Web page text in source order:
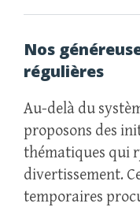
Nos
régulières
Au-delà du
proposons des
thématiques qui
divertissement.
temporaires